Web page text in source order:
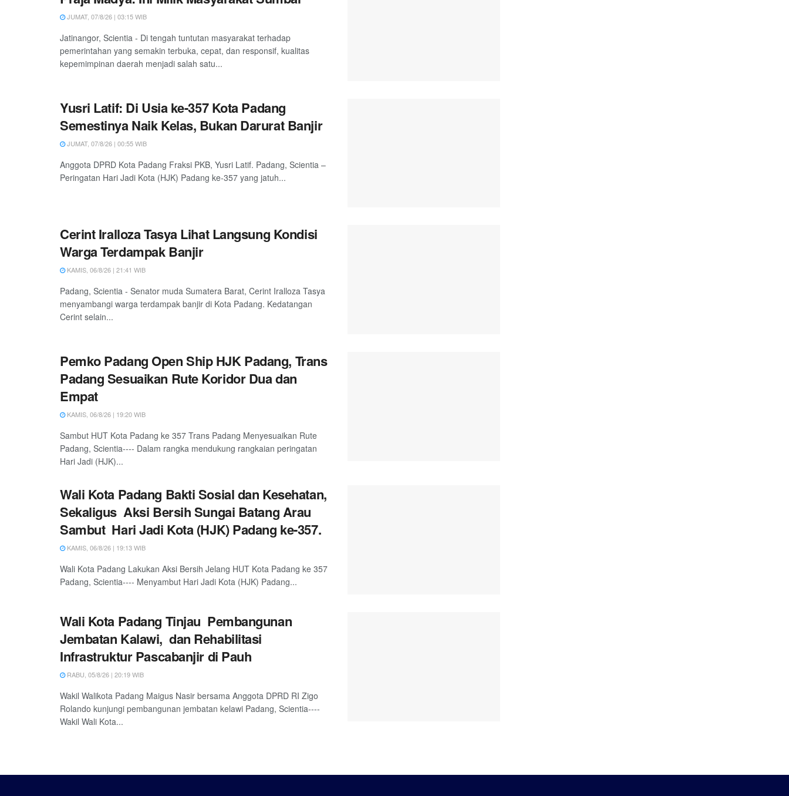
JUMAT, 07/8/26 | 03:15 WIB
Jatinangor, Scientia - Di tengah tuntutan masyarakat terhadap
pemerintahan yang semakin terbuka, cepat, dan responsif, kualitas
kepemimpinan daerah menjadi salah satu...
Yusri Latif: Di Usia ke-357 Kota Padang
Semestinya Naik Kelas, Bukan Darurat Banjir
JUMAT, 07/8/26 | 00:55 WIB
Anggota DPRD Kota Padang Fraksi PKB, Yusri Latif. Padang, Scientia –
Peringatan Hari Jadi Kota (HJK) Padang ke-357 yang jatuh...
Cerint Iralloza Tasya Lihat Langsung Kondisi
Warga Terdampak Banjir
KAMIS, 06/8/26 | 21:41 WIB
Padang, Scientia - Senator muda Sumatera Barat, Cerint Iralloza Tasya
menyambangi warga terdampak banjir di Kota Padang. Kedatangan
Cerint selain...
Pemko Padang Open Ship HJK Padang, Trans
Padang Sesuaikan Rute Koridor Dua dan
Empat
KAMIS, 06/8/26 | 19:20 WIB
Sambut HUT Kota Padang ke 357 Trans Padang Menyesuaikan Rute
Padang, Scientia---- Dalam rangka mendukung rangkaian peringatan
Hari Jadi (HJK)...
Wali Kota Padang Bakti Sosial dan Kesehatan,
Sekaligus Aksi Bersih Sungai Batang Arau
Sambut Hari Jadi Kota (HJK) Padang ke-357.
KAMIS, 06/8/26 | 19:13 WIB
Wali Kota Padang Lakukan Aksi Bersih Jelang HUT Kota Padang ke 357
Padang, Scientia---- Menyambut Hari Jadi Kota (HJK) Padang...
Wali Kota Padang Tinjau Pembangunan
Jembatan Kalawi, dan Rehabilitasi
Infrastruktur Pascabanjir di Pauh
RABU, 05/8/26 | 20:19 WIB
Wakil Walikota Padang Maigus Nasir bersama Anggota DPRD RI Zigo
Rolando kunjungi pembangunan jembatan kelawi Padang, Scientia----
Wakil Wali Kota...